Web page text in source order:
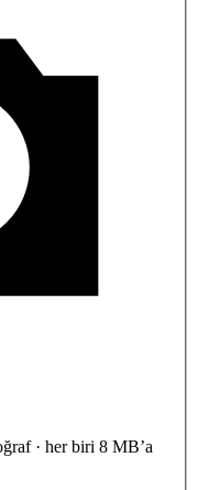
· her biri 8 MB’a